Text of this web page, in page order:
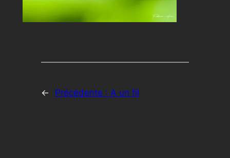
← Précédente : A un fil